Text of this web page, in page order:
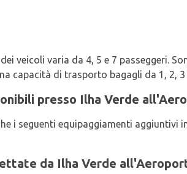
veicoli varia da 4, 5 e 7 passeggeri.
capacità di trasporto bagagli da 1, 2, 3
presso Ilha Verde
i seguenti equipaggiamenti aggiuntivi
da Ilha Verde